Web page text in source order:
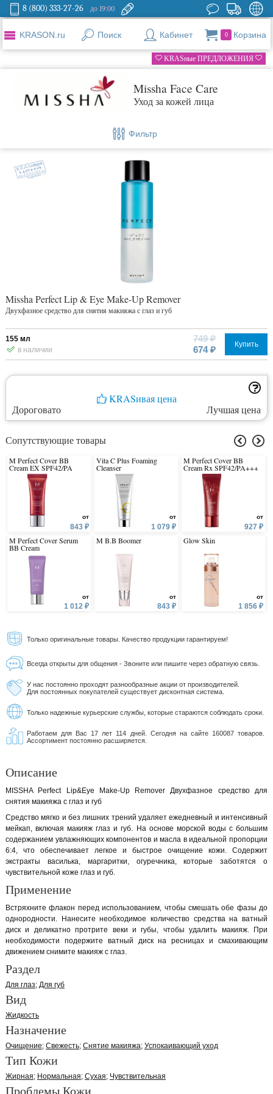
8 (800) 333-27-26 до 19:00
KRASON.ru Поиск Кабинет 0 Корзина
KRASные ПРЕДЛОЖЕНИЯ
Missha Face Care
Уход за кожей лица
Фильтр
Missha Perfect Lip & Eye Make-Up Remover
Двухфазное средство для снятия макияжа с глаз и губ
155 мл
в наличии
749 ₽
674 ₽
Купить
KRASивая цена
Дороговато
Лучшая цена
Сопутствующие товары
M Perfect Cover BB
Cream EX SPF42/PA
от
843 ₽
M Perfect Cover Serum
BB Cream
от
1 012 ₽
Vita C Plus Foaming
Cleanser
от
1 079 ₽
M B.B Boomer
от
843 ₽
M Perfect Cover BB
Cream Rx SPF42/PA+++
от
927 ₽
Glow Skin
от
1 856 ₽
Только оригинальные товары. Качество продукции гарантируем!
Всегда открыты для общения - Звоните или пишите через обратную связь.
У нас постоянно проходят разнообразные акции от производителей.
Для постоянных покупателей существует дисконтная система.
Только надежные курьерские службы, которые стараются соблюдать сроки.
Работаем для Вас 17 лет 114 дней. Сегодня на сайте 160087 товаров.
Ассортимент постоянно расширяется.
Описание
MISSHA Perfect Lip&Eye Make-Up Remover Двухфазное средство для
снятия макияжа с глаз и губ
Средство мягко и без лишних трений удаляет ежедневный и интенсивный
мейкап, включая макияж глаз и губ. На основе морской воды с большим
содержанием увлажняющих компонентов и масла в идеальной пропорции
6:4, что обеспечивает легкое и быстрое очищение кожи. Содержит
экстракты василька, маргаритки, огуречника, которые заботятся о
чувствительной коже глаз и губ.
Применение
Встряхните флакон перед использованием, чтобы смешать обе фазы до
однородности. Нанесите необходимое количество средства на ватный
диск и деликатно протрите веки и губы, чтобы удалить макияж. При
необходимости подержите ватный диск на ресницах и смахивающим
движением снимите макияж с глаз.
Раздел
Для глаз Для губ
Вид
Жидкость
Назначение
Очищение Свежесть Снятие макияжа Успокаивающий уход
Тип Кожи
Жирная Нормальная Сухая Чувствительная